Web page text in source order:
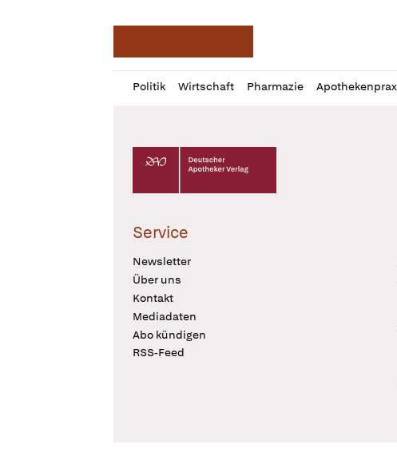
Politik Wirtschaft Pharmazie
Profil
öffnen
Daz
Pur
Deutscher Apotheker Verlag Logo
Service
Newsletter
Über uns
Kontakt
Mediadaten
Abo kündigen
RSS-Feed